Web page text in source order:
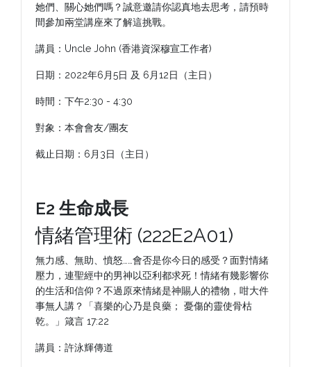
她們、關心她們嗎？誠意邀請你認真地去思考，請預時
間參加兩堂講座來了解這挑戰。
講員：Uncle John (香港資深穆宣工作者)
日期：2022年6月5日 及 6月12日（主日）
時間：下午2:30 - 4:30
對象：本會會友/團友
截止日期：6月3日（主日）
E2 生命成長
情緒管理術 (222E2A01)
無力感、無助、憤怒……會否是你今日的感受？面對情緒
壓力，連聖經中的男神以亞利都求死！情緒有幾影響你
的生活和信仰？不過原來情緒是神賜人的禮物，咁大件
事無人講？「喜樂的心乃是良藥； 憂傷的靈使骨枯
乾。」箴言 17:22
講員：許泳輝傳道